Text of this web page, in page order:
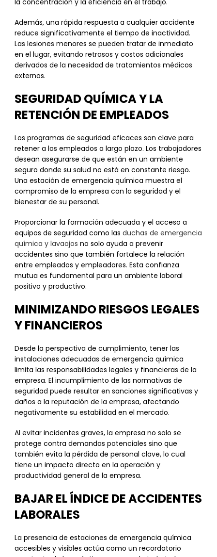
la concentración y la eficiencia en el trabajo.
Además, una rápida respuesta a cualquier accidente
reduce significativamente el tiempo de inactividad.
Las lesiones menores se pueden tratar de inmediato
en el lugar, evitando retrasos y costos adicionales
derivados de la necesidad de tratamientos médicos
externos.
SEGURIDAD QUÍMICA Y LA
RETENCIÓN DE EMPLEADOS
Los programas de seguridad eficaces son clave para
retener a los empleados a largo plazo. Los trabajadores
desean asegurarse de que están en un ambiente
seguro donde su salud no está en constante riesgo.
Una estación de emergencia química muestra el
compromiso de la empresa con la seguridad y el
bienestar de su personal.
Proporcionar la formación adecuada y el acceso a
equipos de seguridad como las duchas de emergencia
química y lavaojos no solo ayuda a prevenir
accidentes sino que también fortalece la relación
entre empleados y empleadores. Esta confianza
mutua es fundamental para un ambiente laboral
positivo y productivo.
MINIMIZANDO RIESGOS LEGALES
Y FINANCIEROS
Desde la perspectiva de cumplimiento, tener las
instalaciones adecuadas de emergencia química
limita las responsabilidades legales y financieras de la
empresa. El incumplimiento de las normativas de
seguridad puede resultar en sanciones significativas y
daños a la reputación de la empresa, afectando
negativamente su estabilidad en el mercado.
Al evitar incidentes graves, la empresa no solo se
protege contra demandas potenciales sino que
también evita la pérdida de personal clave, lo cual
tiene un impacto directo en la operación y
productividad general de la empresa.
BAJAR EL ÍNDICE DE ACCIDENTES
LABORALES
La presencia de estaciones de emergencia química
accesibles y visibles actúa como un recordatorio